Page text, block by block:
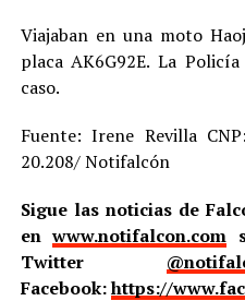
Viajaban en una moto
placa AK6G92E. La
caso.
Fuente: Irene Revilla
20.208/ Notifalcón
Sigue las noticias de
enwww.notifalcon.com
Twitter
Facebook:https://